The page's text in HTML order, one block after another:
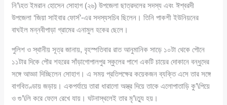
নি’\হত ইমরান হোসেন সোহাগ (২৬) উপজেলা ছাত্রদলের সদস্য এবং ঈশ্বরদী
উপজেলা ‘জিয়া সাইবার ফোর্স’-এর সদস্যসচিব ছিলেন। তিনি পাকশী ইউনিয়নের
বাঘইল মন্নবীপাড়া গ্রামের এনামুল হকের ছেলে।
পুলিশ ও স্থানীয় সূত্র জানায়, বৃহস্পতিবার রাত আনুমানিক সাড়ে ১০টা থেকে পৌনে
১১টার দিকে পৌর শহরের সাঁড়াগোপালপুর স্কুলের পাশে একটি চায়ের দোকানে বন্ধুদের
সঙ্গে আড্ডা দিচ্ছিলেন সোহাগ। এ সময় প্রতিপক্ষের কয়েকজন ব্যক্তি এসে তার সঙ্গে
বাগবিতণ্ডায় জড়ায়। একপর্যায়ে তারা ধারালো অস্ত্র দিয়ে তাকে এলোপাতাড়ি কু’\পিয়ে
ও গু’\লি করে ফেলে রেখে যায়। ঘটনাস্থলেই তার মৃ’\ত্যু হয়।